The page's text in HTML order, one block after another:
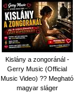
Kislány a zongoránál -
Gerry Music (Official
Music Video) ?? Megható
magyar sláger